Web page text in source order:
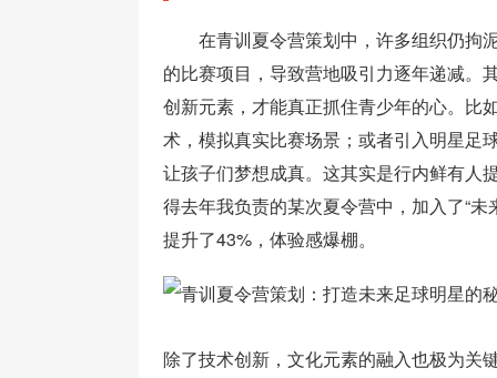
在青训夏令营策划中，许多组织仍拘
的比赛项目，导致营地吸引力逐年递减。
创新元素，才能真正抓住青少年的心。比
术，模拟真实比赛场景；或者引入明星足
让孩子们梦想成真。这其实是行内鲜有人
得去年我负责的某次夏令营中，加入了“未
提升了43%，体验感爆棚。
除了技术创新，文化元素的融入也极为关